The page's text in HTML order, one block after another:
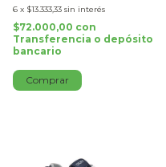
6 x $13.333,33 sin interés
$72.000,00 con
Transferencia o depósito
bancario
Comprar